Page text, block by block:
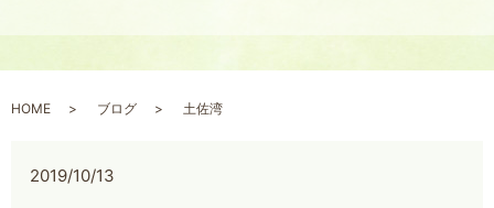
HOME ブログ 土佐湾
2019/10/13